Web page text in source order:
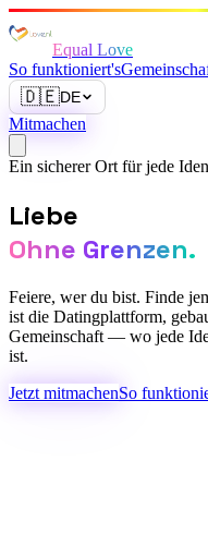
Equal Love
So funktioniert's
🇩🇪DE
Mitmachen
Ein sicherer Ort für jede
Liebe
Ohne Grenzen.
Feiere, wer du bist. Finde
ist die Datingplattform,
Gemeinschaft — wo jede
ist.
Jetzt mitmachenSo